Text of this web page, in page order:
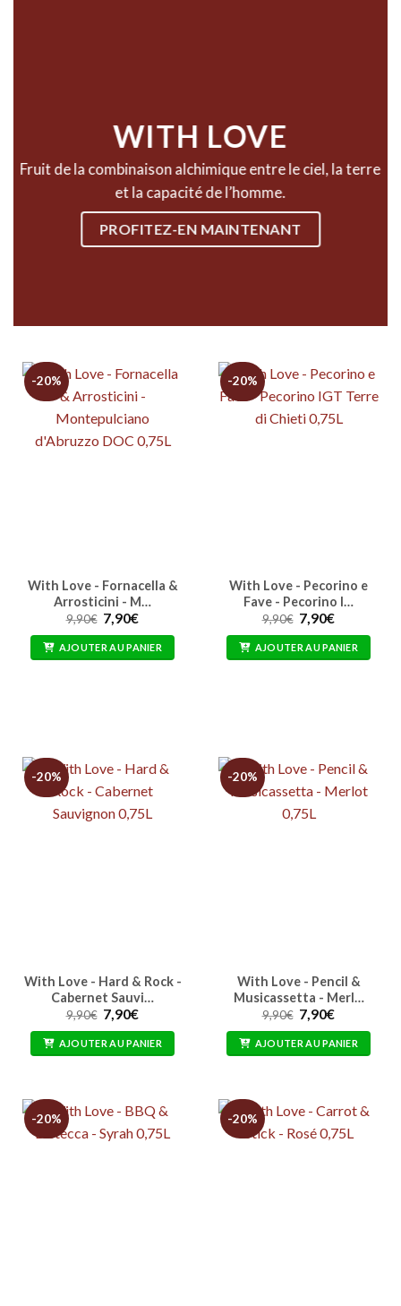
WITH LOVE
Fruit de la combinaison alchimique entre le ciel, la terre
et la capacité de l’homme.
PROFITEZ-EN MAINTENANT
-20%
With Love - Fornacella &
Arrosticini - M…
9,90€ Le
prix
initial
était :
7,90€Le
actuel
est :
AJOUTER AU PANIER
-20%
With Love - Pecorino e
Fave - Pecorino I…
9,90€ Le
prix
initial
était :
7,90€Le
actuel
est :
AJOUTER AU PANIER
-20%
With Love - Hard & Rock -
Cabernet Sauvi…
9,90€ Le
prix
initial
était :
7,90€Le
actuel
est :
AJOUTER AU PANIER
-20%
With Love - Pencil &
Musicassetta - Merl…
9,90€ Le
prix
initial
était :
7,90€Le
actuel
est :
AJOUTER AU PANIER
-20% -20%